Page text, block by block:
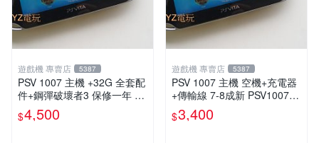
遊戲機 專賣店 5387
PSV 1007 主機 +32G 全套配
件+鋼彈破壞者3 保修一年 品
質有保障 psvita
$4,500
遊戲機 專賣店 5387
PSV 1007 主機 空機+充電器
+傳輸線 7-8成新 PSV1007
一年保修
$3,400